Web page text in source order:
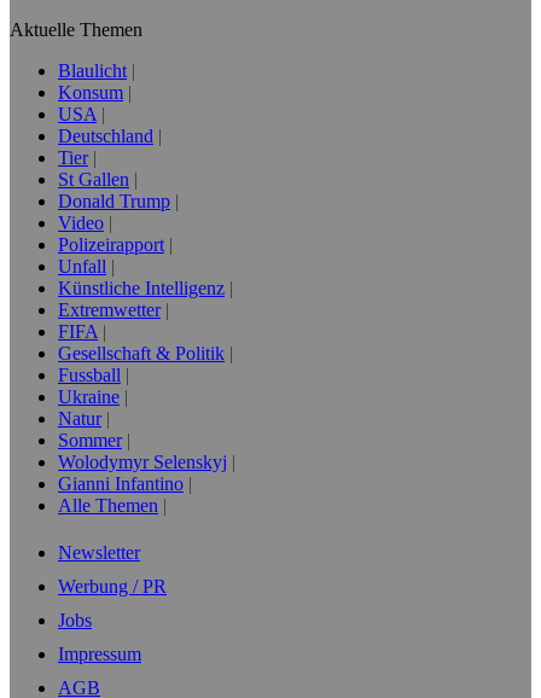
Aktuelle Themen
Blaulicht
Konsum
USA
Deutschland
Tier
St Gallen
Donald Trump
Video
Polizeirapport
Unfall
Künstliche Intelligenz
Extremwetter
FIFA
Gesellschaft & Politik
Fussball
Ukraine
Natur
Sommer
Wolodymyr Selenskyj
Gianni Infantino
Alle Themen
Newsletter
Werbung / PR
Jobs
Impressum
AGB